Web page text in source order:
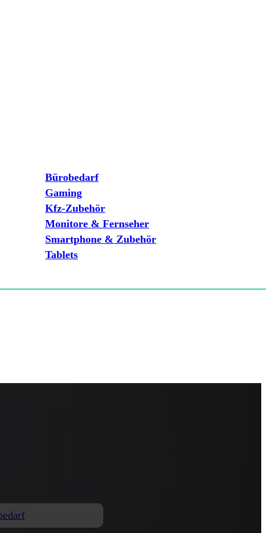
Bürobedarf
Gaming
Kfz-Zubehör
Monitore & Fernseher
Smartphone & Zubehör
Tablets